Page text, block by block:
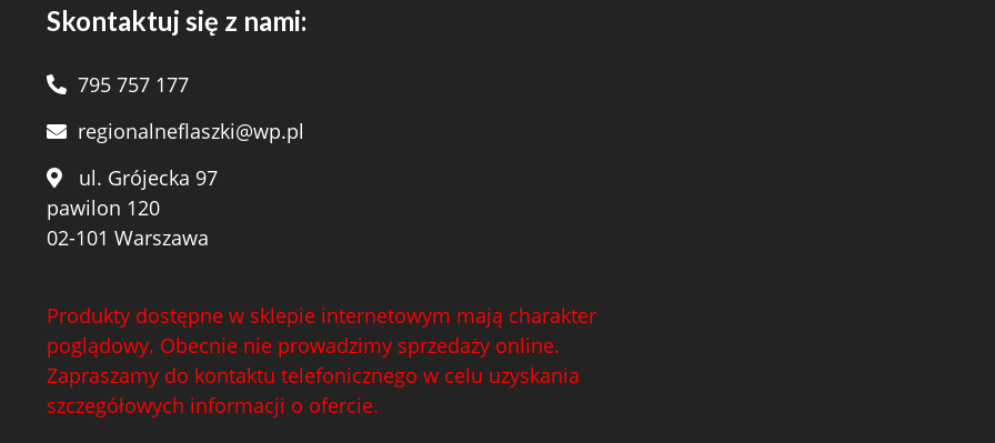
Skontaktuj się z nami:
795 757 177
regionalneflaszki@wp.pl
ul. Grójecka 97
pawilon 120
02-101 Warszawa
Produkty dostępne w sklepie internetowym mają charakter
poglądowy. Obecnie nie prowadzimy sprzedaży online.
Zapraszamy do kontaktu telefonicznego w celu uzyskania
szczegółowych informacji o ofercie.